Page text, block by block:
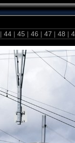
| 44 | 45 | 46 | 47 | 48 |